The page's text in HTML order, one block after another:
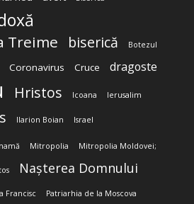
Treime biserică Botezul
Coronavirus Cruce dragoste
Hristos Icoana Ierusalim
Ilarion Boian Israel
Mitropolia Mitropolia Moldovei;
Nașterea Domnului
Francisc Patriarhia de la Moscova